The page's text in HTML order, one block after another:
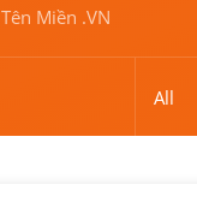
Tên Miền .VN